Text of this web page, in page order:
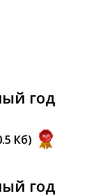
год
Кб)
год